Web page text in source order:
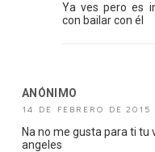
Ya ves pero es
con bailar con él
ANÓNIMO
14 DE FEBRERO DE 2015
Na no me gusta para ti tu
angeles